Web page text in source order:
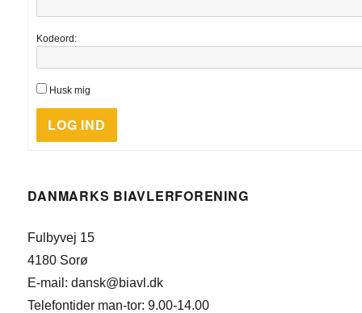
Kodeord:
Husk mig
LOG IND
DANMARKS BIAVLERFORENING
Fulbyvej 15
4180 Sorø
E-mail: dansk@biavl.dk
Telefontider man-tor: 9.00-14.00